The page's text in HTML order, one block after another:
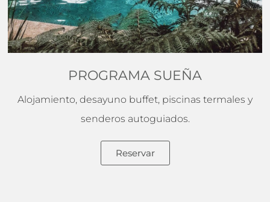
PROGRAMA SUEÑA
Alojamiento, desayuno buffet, piscinas termales y
senderos autoguiados.
Reservar